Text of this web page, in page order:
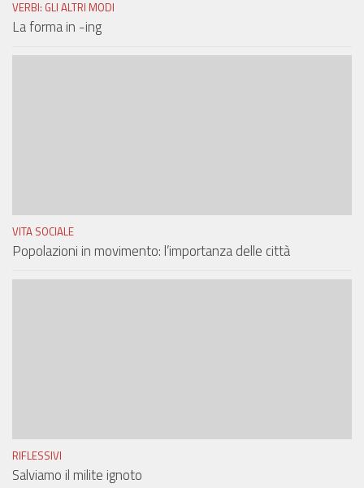
VERBI: GLI ALTRI MODI
La forma in -ing
VITA SOCIALE
Popolazioni in movimento: l’importanza delle città
RIFLESSIVI
Salviamo il milite ignoto